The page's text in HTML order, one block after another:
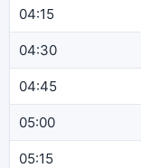
04:15
04:30
04:45
05:00
05:15